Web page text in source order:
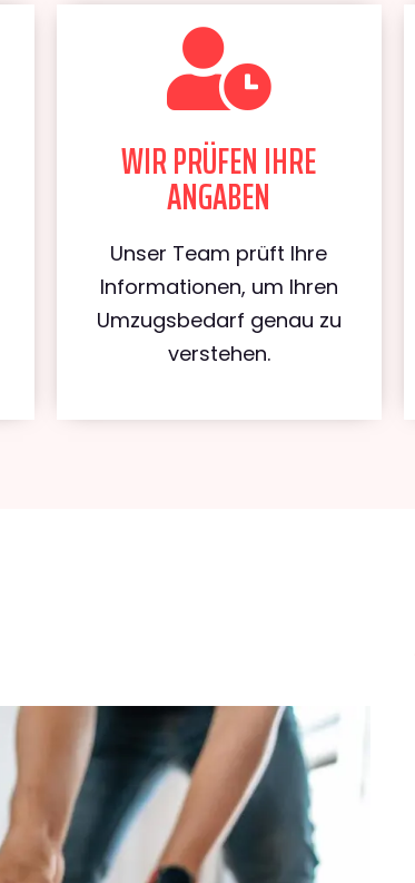
WIR PRÜFEN IHRE
ANGABEN
Unser Team prüft Ihre
Informationen, um Ihren
Umzugsbedarf genau zu
verstehen.